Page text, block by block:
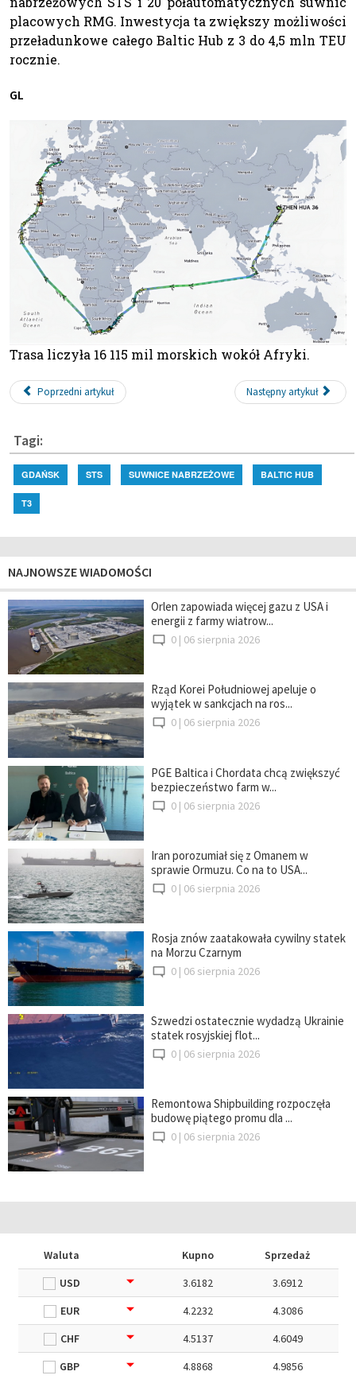
placowych RMG. Inwestycja ta zwiększy możliwości
przeładunkowe całego Baltic Hub z 3 do 4,5 mln TEU
rocznie.
GL
Trasa liczyła 16 115 mil morskich wokół Afryki.
Poprzedni artykuł Następny artykuł
Tagi:
GDAŃSK STS SUWNICE NABRZEŻOWE BALTIC HUB
T3
NAJNOWSZE WIADOMOŚCI
Orlen zapowiada więcej gazu z USA i
energii z farmy wiatrow...
0 | 06 sierpnia 2026
Rząd Korei Południowej apeluje o
wyjątek w sankcjach na ros...
0 | 06 sierpnia 2026
PGE Baltica i Chordata chcą zwiększyć
bezpieczeństwo farm w...
0 | 06 sierpnia 2026
Iran porozumiał się z Omanem w
sprawie Ormuzu. Co na to USA...
0 | 06 sierpnia 2026
Rosja znów zaatakowała cywilny statek
na Morzu Czarnym
0 | 06 sierpnia 2026
Szwedzi ostatecznie wydadzą Ukrainie
statek rosyjskiej flot...
0 | 06 sierpnia 2026
Remontowa Shipbuilding rozpoczęła
budowę piątego promu dla ...
0 | 06 sierpnia 2026
Waluta Kupno
Sprzedaż
USD
3.6182
3.6912
EUR
4.2232
4.3086
CHF
4.5137
4.6049
GBP
4.8868 4.9856